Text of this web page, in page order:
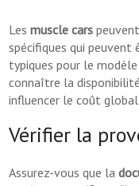
Les muscle cars
spécifiques qui
typiques pour le
connaître la
influencer le coût global
Vérifier la
Assurez-vous que la